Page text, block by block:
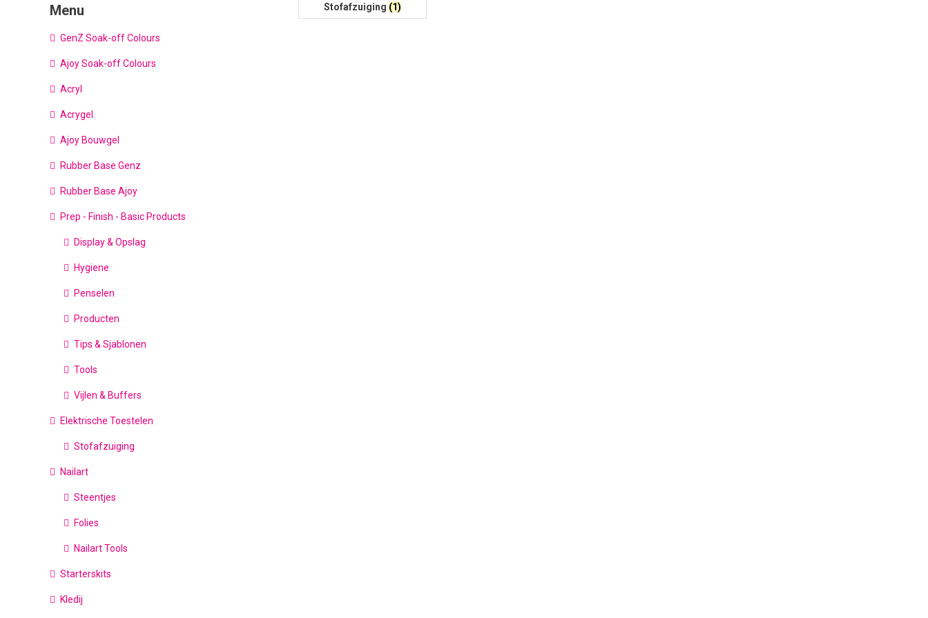
Stofafzuiging (1)
Menu
GenZ Soak-off Colours
Ajoy Soak-off Colours
Acryl
Acrygel
Ajoy Bouwgel
Rubber Base Genz
Rubber Base Ajoy
Prep - Finish - Basic Products
Display & Opslag
Hygiene
Penselen
Producten
Tips & Sjablonen
Tools
Vijlen & Buffers
Elektrische Toestelen
Stofafzuiging
Nailart
Steentjes
Folies
Nailart Tools
Starterskits
Kledij